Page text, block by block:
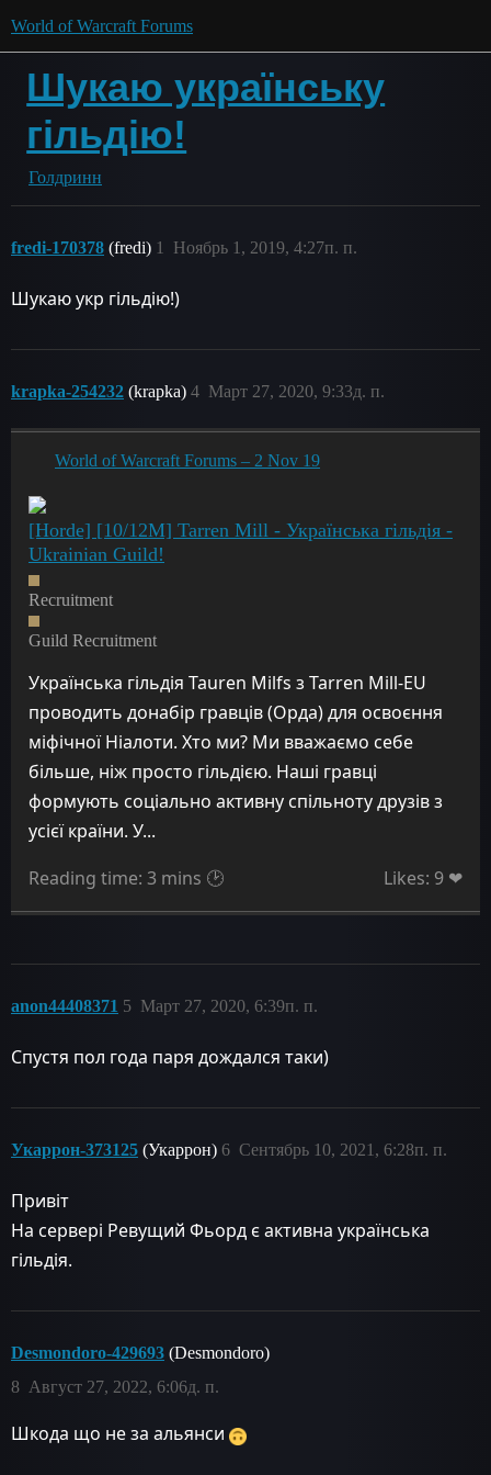
World of Warcraft Forums
Шукаю українську
гільдію!
Голдринн
fredi-170378 (fredi) Ноябрь 1, 2019, 4:27п. п.
1
Шукаю укр гільдію!)
krapka-254232 (krapka) Март 27, 2020, 9:33д. п.
4
World of Warcraft Forums – 2 Nov 19
[Horde] [10/12M] Tarren Mill - Українська гільдія -
Ukrainian Guild!
Recruitment
Guild Recruitment
Українська гільдія Tauren Milfs з Tarren Mill-EU
проводить донабір гравців (Орда) для освоєння
міфічної Ніалоти. Хто ми? Ми вважаємо себе
більше, ніж просто гільдією. Наші гравці
формують соціально активну спільноту друзів з
усієї країни. У...
Reading time: 3 mins 🕑
Likes: 9 ❤
anon44408371 Март 27, 2020, 6:39п. п.
5
Спустя пол года паря дождался таки)
Укаррон-373125 (Укаррон) Сентябрь 10, 2021, 6:28п. п.
6
Привіт
На сервері Ревущий Фьорд є активна українська
гільдія.
Desmondoro-429693 (Desmondoro)
Август 27, 2022, 6:06д. п.
8
Шкода що не за альянси